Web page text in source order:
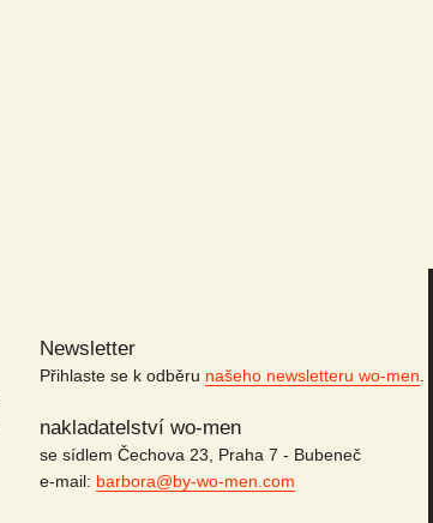
Newsletter
Přihlaste se k odběru našeho newsletteru wo-men
nakladatelství wo-men
se sídlem Čechova 23, Praha 7 - Bubeneč
e-mail: barbora@by-wo-men.com